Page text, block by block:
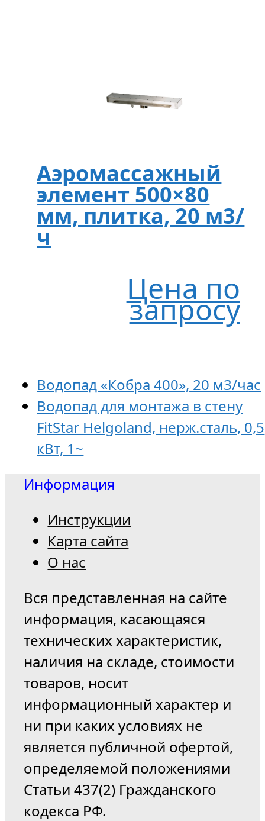
Аэромассажный
элемент 500×80
мм, плитка, 20 м3/
ч
Цена по
запросу
Водопад «Кобра 400», 20 м3/час
Водопад для монтажа в стену
FitStar Helgoland, нерж.сталь, 0,5
кВт, 1~
Информация
Инструкции
Карта сайта
О нас
Вся представленная на сайте
информация, касающаяся
технических характеристик,
наличия на складе, стоимости
товаров, носит
информационный характер и
ни при каких условиях не
является публичной офертой,
определяемой положениями
Статьи 437(2) Гражданского
кодекса РФ.